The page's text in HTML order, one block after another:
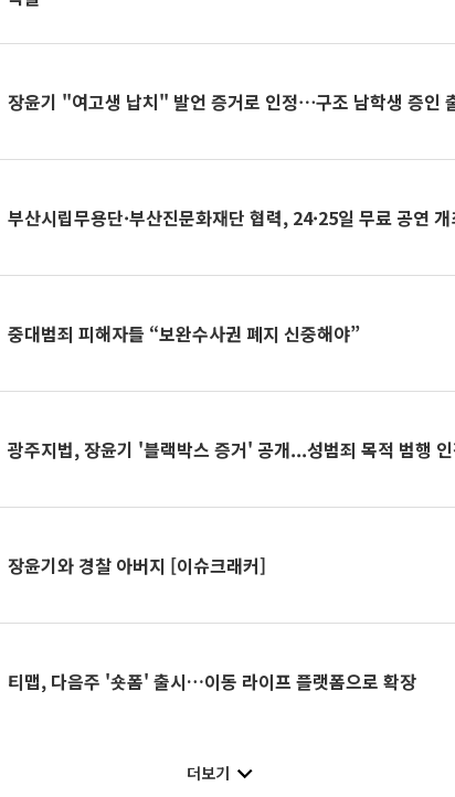
장윤기 "여고생 납치" 발언 증거로 인정⋯구조 남학생 증인
부산시립무용단·부산진문화재단 협력, 24·25일 무료 공연
중대범죄 피해자들 “보완수사권 폐지 신중해야”
광주지법, 장윤기 '블랙박스 증거' 공개...성범죄 목적 범행
장윤기와 경찰 아버지 [이슈크래커]
티맵, 다음주 '숏폼' 출시…이동 라이프 플랫폼으로 확장
더보기